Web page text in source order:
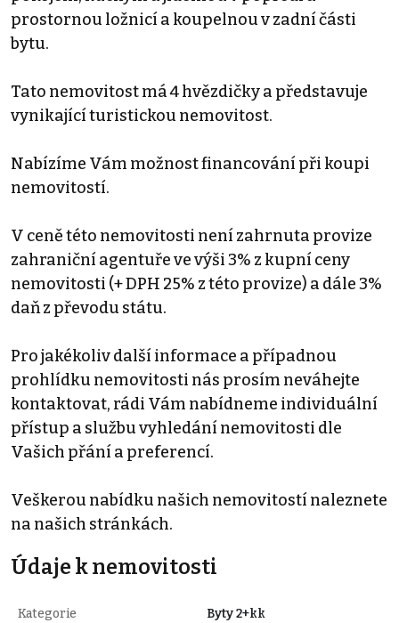
prostornou ložnicí a koupelnou v zadní části
bytu.
Tato nemovitost má 4 hvězdičky a představuje
vynikající turistickou nemovitost.
Nabízíme Vám možnost financování při koupi
nemovitostí.
V ceně této nemovitosti není zahrnuta provize
zahraniční agentuře ve výši 3% z kupní ceny
nemovitosti (+ DPH 25% z této provize) a dále 3%
daň z převodu státu.
Pro jakékoliv další informace a případnou
prohlídku nemovitosti nás prosím neváhejte
kontaktovat, rádi Vám nabídneme individuální
přístup a službu vyhledání nemovitosti dle
Vašich přání a preferencí.
Veškerou nabídku našich nemovitostí naleznete
na našich stránkách.
Údaje k nemovitosti
Kategorie Byty 2+kk